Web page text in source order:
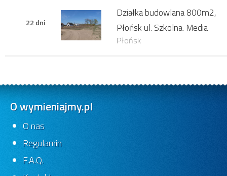
22 dni
Działka budowlana 800m2,
Płońsk ul. Szkolna. Media
Płońsk
O wymieniajmy.pl
O nas
Regulamin
F.A.Q.